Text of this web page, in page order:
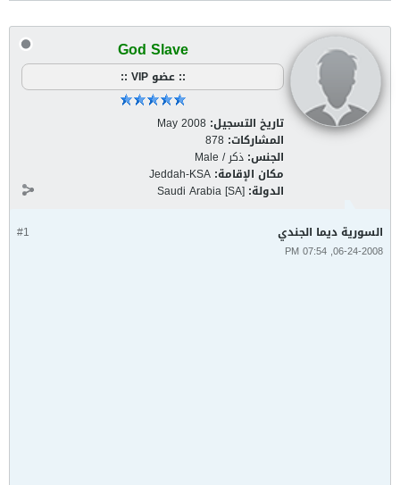
God Slave
:: عضو VIP ::
تاريخ التسجيل: May 2008
المشاركات: 878
الجنس: ذكر / Male
مكان الإقامة: Jeddah-KSA
الدولة: Saudi Arabia [SA]
#1 السورية ديما الجندي
06-24-2008, 07:54 PM